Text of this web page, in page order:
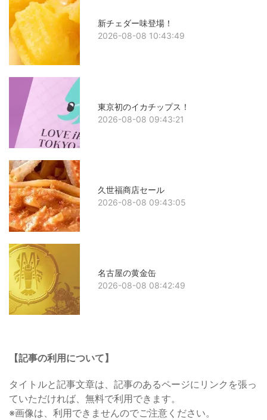
新チェダー味登場！
2026-08-08 10:43:49
東京初のイカチップス！
2026-08-08 09:43:21
久世福商店セール
2026-08-08 09:43:05
名古屋の黄金缶
2026-08-08 08:42:49
【記事の利用について】
タイトルと記事文章は、記事のあるページにリンクを張っ
ていただければ、無料で利用できます。
※画像は、利用できませんのでご注意ください。